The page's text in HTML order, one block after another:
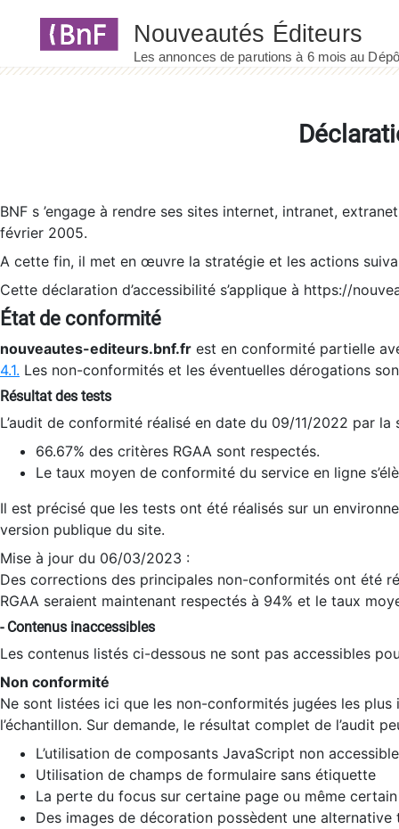
BNF s ’engage à rendre ses sites internet, intranet,
février 2005.
A cette fin, il met en œuvre la stratégie et les actions
Cette déclaration d’accessibilité s’applique à https://
État de conformité
nouveautes-editeurs.bnf.fr est en conformité partielle
4.1. Les non-conformités et les éventuelles dérogations
Résultat des tests
L’audit de conformité réalisé en date du 09/11/2022 par
66.67% des critères RGAA sont respectés.
Le taux moyen de conformité du service en ligne
Il est précisé que les tests ont été réalisés sur un
version publique du site.
Mise à jour du 06/03/2023 :
Des corrections des principales non-conformités ont été
RGAA seraient maintenant respectés à 94% et le taux
- Contenus inaccessibles
Les contenus listés ci-dessous ne sont pas accessibles
Non conformité
Ne sont listées ici que les non-conformités jugées les
l’échantillon. Sur demande, le résultat complet de l’audit
L’utilisation de composants JavaScript non
Utilisation de champs de formulaire sans étiquette
La perte du focus sur certaine page ou même
Des images de décoration possèdent une alternative